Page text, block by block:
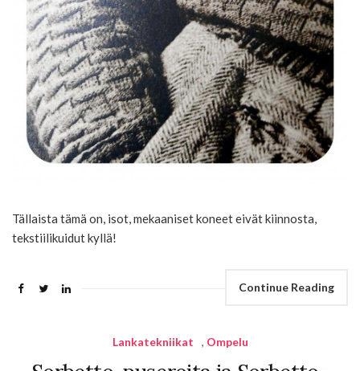
Tällaista tämä on, isot, mekaaniset koneet eivät kiinnosta,
tekstiilikuidut kyllä!
Continue Reading
Lankatekniikat , Ompelu